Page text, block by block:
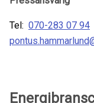
Tel: 070-283 07 94